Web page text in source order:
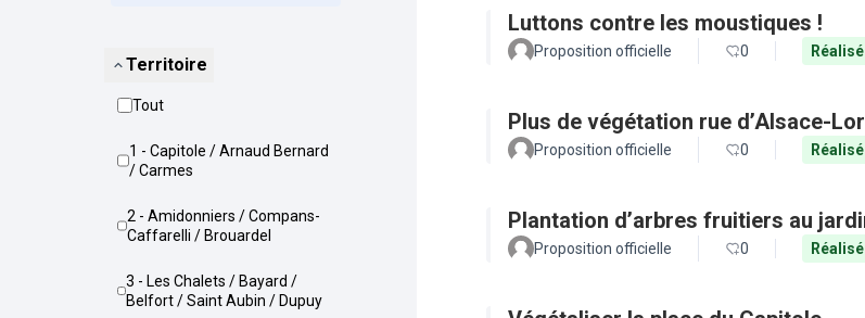
Territoire
Tout
1 - Capitole / Arnaud Bernard
/ Carmes
2 - Amidonniers / Compans-
Caffarelli / Brouardel
3 - Les Chalets / Bayard /
Belfort / Saint Aubin / Dupuy
Luttons contre les moustiques !
Proposition officielle 0 Réalisé
Plus de végétation rue d’Alsace-
Proposition officielle 0 Réalisé
Plantation d’arbres fruitiers au
Proposition officielle 0 Réalisé